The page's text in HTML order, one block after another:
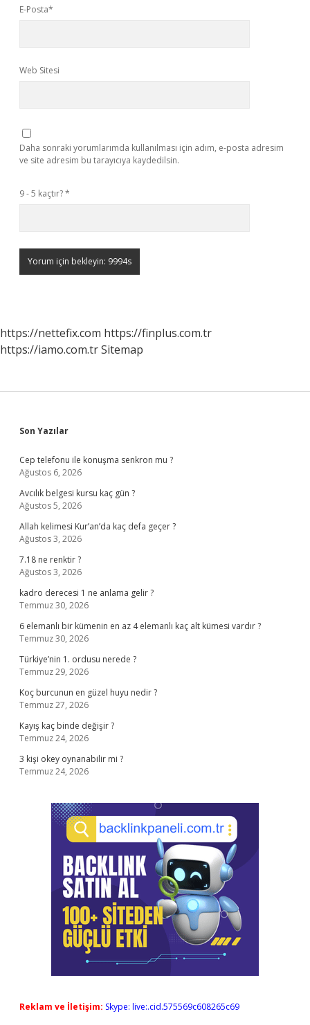
E-Posta*
Web Sitesi
Daha sonraki yorumlarımda kullanılması için adım, e-posta adresim
ve site adresim bu tarayıcıya kaydedilsin.
9 - 5 kaçtır?*
https://nettefix.com https://finplus.com.tr
https://iamo.com.trSitemap
Sidebar
Son Yazılar
Cep telefonu ile konuşma senkron mu ?
Ağustos 6, 2026
Avcılık belgesi kursu kaç gün ?
Ağustos 5, 2026
Allah kelimesi Kur’an’da kaç defa geçer ?
Ağustos 3, 2026
7.18 ne renktir ?
Ağustos 3, 2026
kadro derecesi 1 ne anlama gelir ?
Temmuz 30, 2026
6 elemanlı bir kümenin en az 4 elemanlı kaç alt kümesi vardır ?
Temmuz 30, 2026
Türkiye’nin 1. ordusu nerede ?
Temmuz 29, 2026
Koç burcunun en güzel huyu nedir ?
Temmuz 27, 2026
Kayış kaç binde değişir ?
Temmuz 24, 2026
3 kişi okey oynanabilir mi ?
Temmuz 24, 2026
Reklam ve İletişim: Skype: live:.cid.575569c608265c69